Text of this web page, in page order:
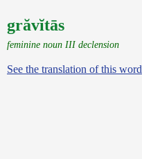
grăvĭtās
feminine noun III declension
See the translation of this word